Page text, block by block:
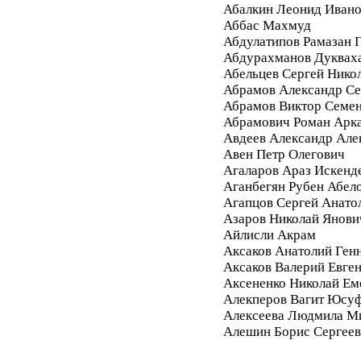
Абалкин Леонид
Аббас Махмуд
Абдулатипов Рамазан
Абдурахманов
Абельцев Сергей
Абрамов Александр
Абрамов Виктор
Абрамович Роман
Авдеев Александр
Авен Петр Олегович
Агаларов Араз
Аганбегян Рубен
Агапцов Сергей
Азаров Николай
Айлисли Акрам
Аксаков Анатолий
Аксаков Валерий
Аксененко Николай
Алекперов Вагит
Алексеева Людмила
Алешин Борис